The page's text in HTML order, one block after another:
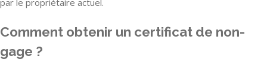
par le propriétaire actuel.
Comment obtenir un certificat de non-
gage ?